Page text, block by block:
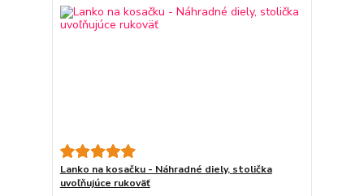
Lanko na kosačku - Náhradné diely, stolička
uvoľňujúce rukoväť